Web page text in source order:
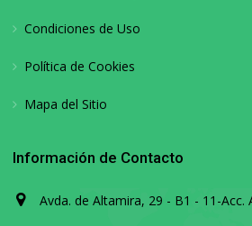
Condiciones de Uso
Política de Cookies
Mapa del Sitio
Información de Contacto
Avda. de Altamira, 29 - B1 - 11-Acc.